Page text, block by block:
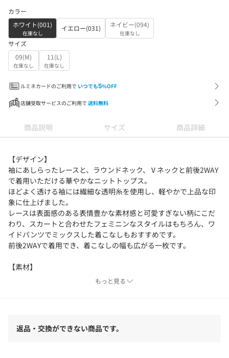
カラー
ホワイト(001)
在庫なし
イエロー(031) ネイビー(094)
在庫なし
サイズ
09(M)
在庫なし
11(L)
在庫なし
ルミネカードのご利用で いつでも5%OFF
店舗受取サービスのご利用で 送料無料
商品説明 サイズ 商品詳細
【デザイン】
袖にあしらったレースと、ラウンドネック、Ⅴネックと前後2WAY
で着用いただける華やかなニットトップス。
ほどよく透ける袖には繊細な透明糸を使用し、軽やかで上品な印
象に仕上げました。
レースは表面感のある表情豊かな素材感と可愛すぎない柄にこだ
わり、スカートと合わせたフェミニンなスタイルはもちろん、ワ
イドパンツでミックスした着こなしもおすすめです。
前後2WAYで着用でき、着こなしの幅も広がる一枚です。
【素材】
上品な光沢と適度な落ち感が魅力のハイゲージニット素材です。
もっと見る
返品・交換ができない商品です。